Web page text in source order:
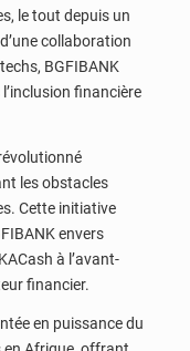
le tout depuis un
collaboration
BGFIBANK
financière
les obstacles
Cette initiative
envers
à l’avant-
financier.
en puissance du